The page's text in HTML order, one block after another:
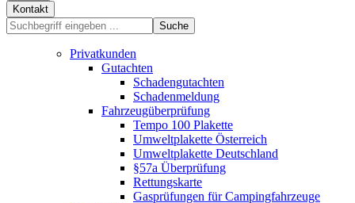
Kontakt
Suche
Privatkunden
Gutachten
Schadengutachten
Schadenmeldung
Fahrzeugüberprüfung
Tempo 100 Plakette
Umweltplakette Österreich
Umweltplakette Deutschland
§57a Überprüfung
Rettungskarte
Gasprüfungen für Campingfahrzeuge